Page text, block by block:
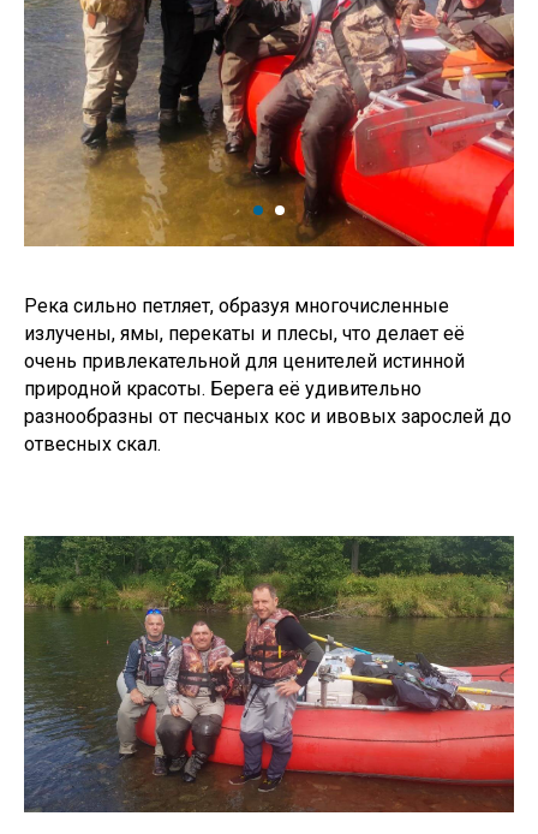
Река сильно петляет, образуя многочисленные
излучены, ямы, перекаты и плесы, что делает её
очень привлекательной для ценителей истинной
природной красоты. Берега её удивительно
разнообразны от песчаных кос и ивовых зарослей до
отвесных скал.